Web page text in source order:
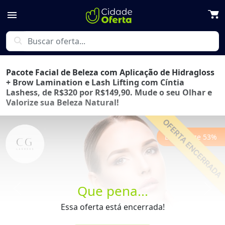
menu
search
Que pena...
Essa oferta está encerrada!
Pacote Facial de Beleza com Aplicação de Hidragloss
+ Brow Lamination e Lash Lifting com Cíntia
Lashess, de R$320 por R$149,90. Mude o seu Olhar e
Valorize sua Beleza Natural!
Economize 53%